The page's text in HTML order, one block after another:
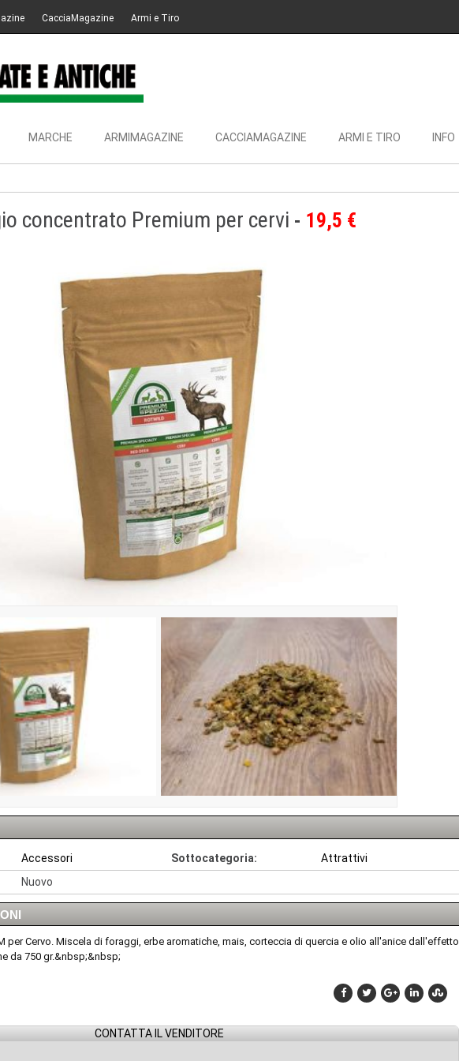
CacciaMagazine Armi e Tiro
MARCHE ARMIMAGAZINE CACCIAMAGAZINE ARMI E TIRO INFO
concentrato Premium per cervi 19,5 €
Accessori Sottocategoria:
Attrattivi
Nuovo
per Cervo. Miscela di foraggi, erbe aromatiche, mais, corteccia di quercia e olio all'anice dall'effetto
da 750 gr.&nbsp;&nbsp;
CONTATTA IL VENDITORE